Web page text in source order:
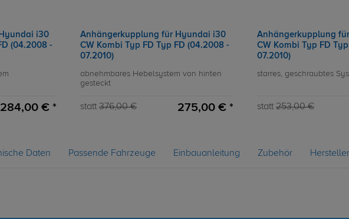
i30
(04.2008 -
284,00 € *
Anhängerkupplung für Hyundai i30
CW Kombi Typ FD Typ FD (04.2008 -
07.2010)
abnehmbares Hebelsystem von hinten
gesteckt
statt 376,00 € 275,00 € *
Anhängerkupplung
CW Kombi Typ FD
07.2010)
starres, geschraubtes
statt 253,00 €
Daten Passende Fahrzeuge Einbauanleitung Zubehör